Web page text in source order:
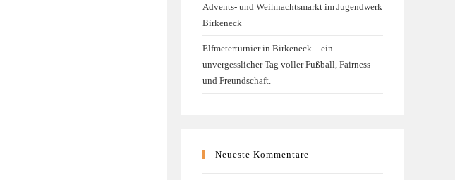
Advents- und Weihnachtsmarkt im Jugendwerk
Birkeneck
Elfmeterturnier in Birkeneck – ein
unvergesslicher Tag voller Fußball, Fairness
und Freundschaft.
Neueste Kommentare